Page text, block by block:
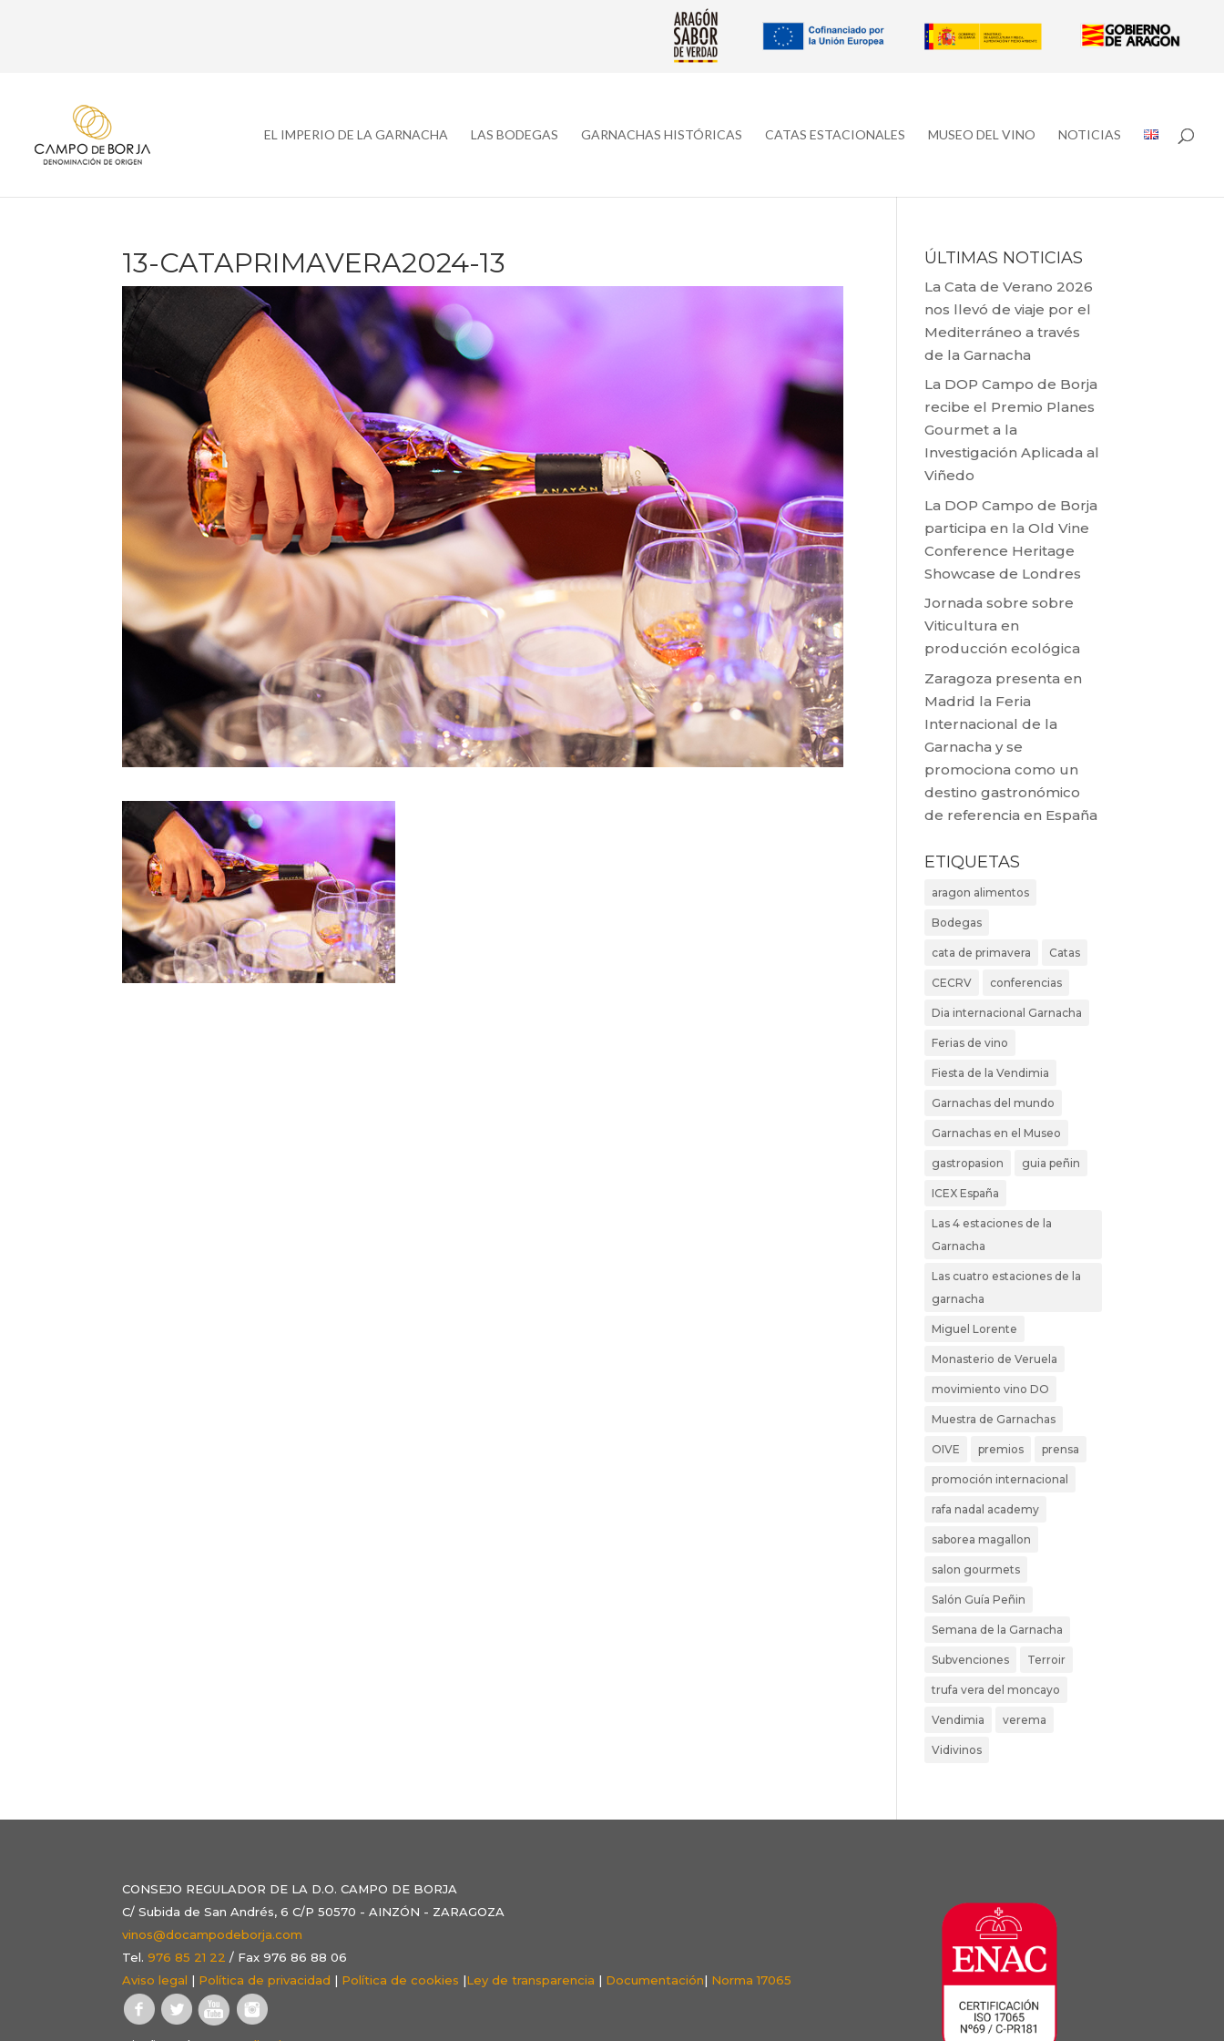
EL IMPERIO DE LA GARNACHA LAS BODEGAS GARNACHAS HISTÓRICAS CATAS ESTACIONALES MUSEO DEL VINO NOTICIAS
13-CATAPRIMAVERA2024-13 ÚLTIMAS NOTICIAS
La Cata de Verano 2026
nos llevó de viaje por el
Mediterráneo a través
de la Garnacha
La DOP Campo de Borja
recibe el Premio Planes
Gourmet a la
Investigación Aplicada al
Viñedo
La DOP Campo de Borja
participa en la Old Vine
Conference Heritage
Showcase de Londres
Jornada sobre sobre
Viticultura en
producción ecológica
Zaragoza presenta en
Madrid la Feria
Internacional de la
Garnacha y se
promociona como un
destino gastronómico
de referencia en España
ETIQUETAS
aragon alimentos
Bodegas
cata de primavera Catas
CECRV conferencias
Dia internacional Garnacha
Ferias de vino
Fiesta de la Vendimia
Garnachas del mundo
Garnachas en el Museo
gastropasion guia peñin
ICEX España
Las 4 estaciones de la
Garnacha
Las cuatro estaciones de la
garnacha
Miguel Lorente
Monasterio de Veruela
movimiento vino DO
Muestra de Garnachas
OIVE premios prensa
promoción internacional
rafa nadal academy
saborea magallon
salon gourmets
Salón Guía Peñin
Semana de la Garnacha
Subvenciones Terroir
trufa vera del moncayo
Vendimia verema
Vidivinos
CONSEJO REGULADOR DE LA D.O. CAMPO DE BORJA
C/ Subida de San Andrés, 6 C/P 50570 - AINZÓN - ZARAGOZA
vinos@docampodeborja.com
Tel.976 85 21 22 / Fax 976 86 88 06
Aviso legal | Política de privacidad | Política de cookies |Ley de transparencia | Documentación| Norma 17065